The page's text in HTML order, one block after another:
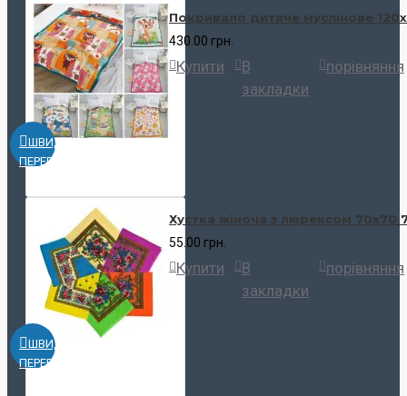
ШВИДКИЙ
ПЕРЕГЛЯД
Покривало дитяче муслінове
430.00 грн.
Купити
В
закладки
порівняння
ШВИДКИЙ
ПЕРЕГЛЯД
Хустка жіноча з люрексом 70х70
55.00 грн.
Купити
В
закладки
порівняння